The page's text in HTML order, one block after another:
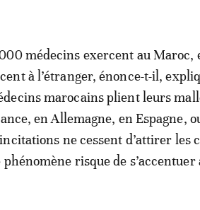
médecins exercent au Maroc,
à l’étranger, énonce-t-il,
marocains plient leurs
en Allemagne, en Espagne,
ne cessent d’attirer les
phénomène risque de